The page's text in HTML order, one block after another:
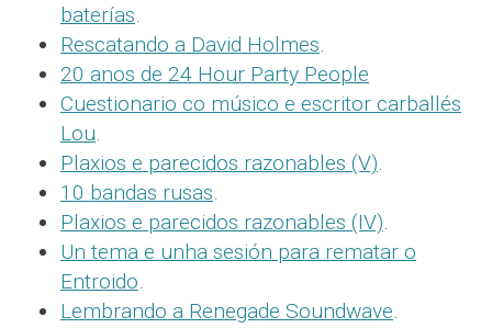
baterías.
Rescatando a David Holmes.
20 anos de 24 Hour Party People
Cuestionario co músico e escritor carballés
Lou.
Plaxios e parecidos razonables (V).
10 bandas rusas.
Plaxios e parecidos razonables (IV).
Un tema e unha sesión para rematar o
Entroido.
Lembrando a Renegade Soundwave.